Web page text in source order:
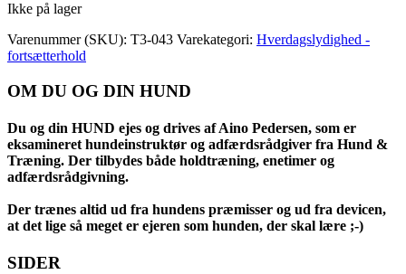
Ikke på lager
Varenummer (SKU): T3-043 Varekategori: Hverdagslydighed -
fortsætterhold
OM DU OG DIN HUND
Du og din HUND ejes og drives af Aino Pedersen, som er
eksamineret hundeinstruktør og adfærdsrådgiver fra Hund &
Træning. Der tilbydes både holdtræning, enetimer og
adfærdsrådgivning.
Der trænes altid ud fra hundens præmisser og ud fra devicen,
at det lige så meget er ejeren som hunden, der skal lære ;-)
SIDER